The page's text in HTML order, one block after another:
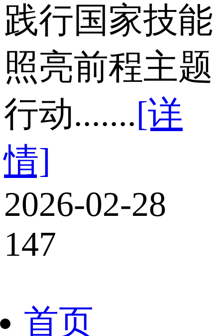
践行国家技能
照亮前程主题
行动.......[详
情]
2026-02-28
147
首页